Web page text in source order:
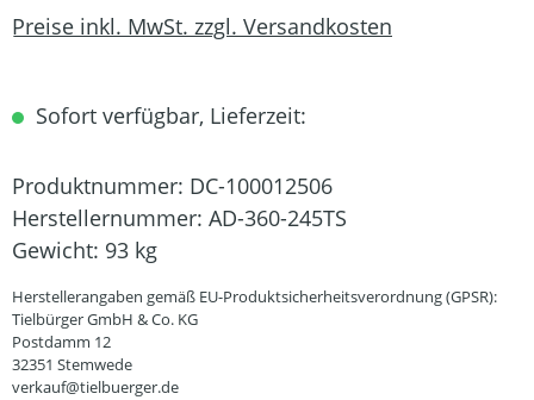
Preise inkl. MwSt. zzgl. Versandkosten
Sofort verfügbar, Lieferzeit:
Produktnummer: DC-100012506
Herstellernummer: AD-360-245TS
Gewicht: 93 kg
Herstellerangaben gemäß EU-Produktsicherheitsverordnung (GPSR):
Tielbürger GmbH & Co. KG
Postdamm 12
32351 Stemwede
verkauf@tielbuerger.de